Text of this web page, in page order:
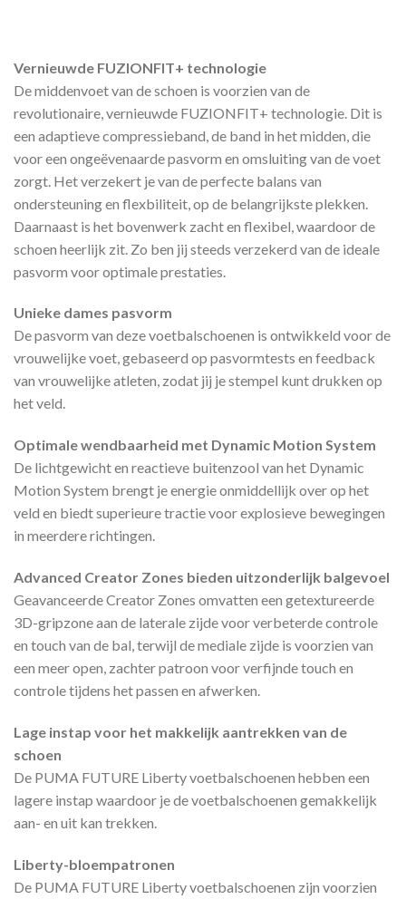
Vernieuwde FUZIONFIT+ technologie
De middenvoet van de schoen is voorzien van de
revolutionaire, vernieuwde FUZIONFIT+ technologie. Dit is
een adaptieve compressieband, de band in het midden, die
voor een ongeëvenaarde pasvorm en omsluiting van de voet
zorgt. Het verzekert je van de perfecte balans van
ondersteuning en flexbiliteit, op de belangrijkste plekken.
Daarnaast is het bovenwerk zacht en flexibel, waardoor de
schoen heerlijk zit. Zo ben jij steeds verzekerd van de ideale
pasvorm voor optimale prestaties.
Unieke dames pasvorm
De pasvorm van deze voetbalschoenen is ontwikkeld voor de
vrouwelijke voet, gebaseerd op pasvormtests en feedback
van vrouwelijke atleten, zodat jij je stempel kunt drukken op
het veld.
Optimale wendbaarheid met Dynamic Motion System
De lichtgewicht en reactieve buitenzool van het Dynamic
Motion System brengt je energie onmiddellijk over op het
veld en biedt superieure tractie voor explosieve bewegingen
in meerdere richtingen.
Advanced Creator Zones bieden uitzonderlijk balgevoel
Geavanceerde Creator Zones omvatten een getextureerde
3D-gripzone aan de laterale zijde voor verbeterde controle
en touch van de bal, terwijl de mediale zijde is voorzien van
een meer open, zachter patroon voor verfijnde touch en
controle tijdens het passen en afwerken.
Lage instap voor het makkelijk aantrekken van de
schoen
De PUMA FUTURE Liberty voetbalschoenen hebben een
lagere instap waardoor je de voetbalschoenen gemakkelijk
aan- en uit kan trekken.
Liberty-bloempatronen
De PUMA FUTURE Liberty voetbalschoenen zijn voorzien